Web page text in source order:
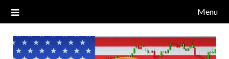
NDT CAPITAL | BLOG TIỀN
ĐIỆN TỬ CRYPTO
Blog về thị trường crypto, tiền điện tử, tiền mã hoá, công nghệ
blockchain.
Menu